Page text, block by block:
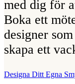
med dig för
Boka ett
designer
skapa ett
Designa Ditt Egna